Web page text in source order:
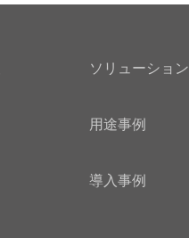
ソリューション
用途事例
導入事例